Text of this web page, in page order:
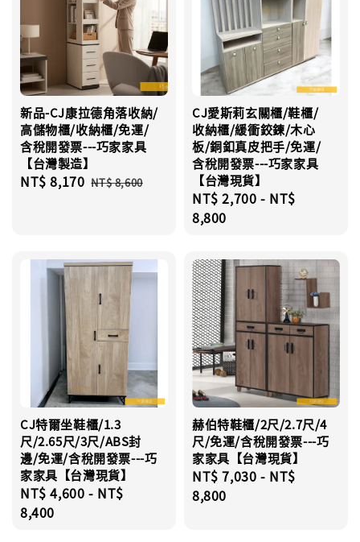
新品-CJ康拉德角落收納/
高儲物櫃/收納櫃/免運/
含稅開發票---巧家家具
【台灣製造】
Sale
NT$ 8,170 Regular
NT$ 8,600
CJ愛斯莉玄關櫃/鞋櫃/
收納櫃/緩衝鉸鍊/木心
板/銅釦真皮把手/免運/
含稅開發票---巧家家具
【台灣現貨】
Regular
price
NT$ 2,700 - NT$
8,800
CJ特爾坐鞋櫃/1.3
尺/2.65尺/3尺/ABS封
邊/免運/含稅開發票---巧
家家具【台灣現貨】
Regular
price
NT$ 4,600 - NT$
8,400
赫伯特鞋櫃/2尺/2.7尺/4
尺/免運/含稅開發票---巧
家家具【台灣現貨】
Regular
price
NT$ 7,030 - NT$
8,800